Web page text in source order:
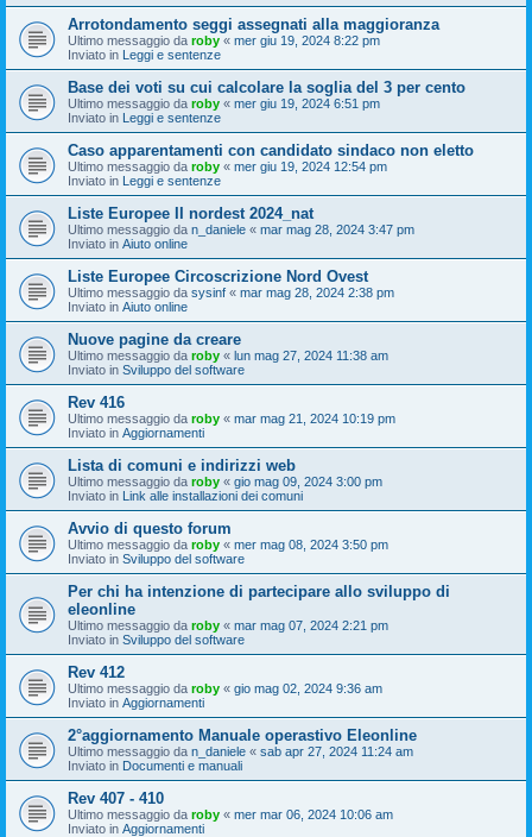
Arrotondamento seggi assegnati alla maggioranza
Ultimo messaggio da roby « mer giu 19, 2024 8:22 pm
Inviato in Leggi e sentenze
Base dei voti su cui calcolare la soglia del 3 per cento
Ultimo messaggio da roby « mer giu 19, 2024 6:51 pm
Inviato in Leggi e sentenze
Caso apparentamenti con candidato sindaco non eletto
Ultimo messaggio da roby « mer giu 19, 2024 12:54 pm
Inviato in Leggi e sentenze
Liste Europee II nordest 2024_nat
Ultimo messaggio da n_daniele « mar mag 28, 2024 3:47 pm
Inviato in Aiuto online
Liste Europee Circoscrizione Nord Ovest
Ultimo messaggio da sysinf « mar mag 28, 2024 2:38 pm
Inviato in Aiuto online
Nuove pagine da creare
Ultimo messaggio da roby « lun mag 27, 2024 11:38 am
Inviato in Sviluppo del software
Rev 416
Ultimo messaggio da roby « mar mag 21, 2024 10:19 pm
Inviato in Aggiornamenti
Lista di comuni e indirizzi web
Ultimo messaggio da roby « gio mag 09, 2024 3:00 pm
Inviato in Link alle installazioni dei comuni
Avvio di questo forum
Ultimo messaggio da roby « mer mag 08, 2024 3:50 pm
Inviato in Sviluppo del software
Per chi ha intenzione di partecipare allo sviluppo di
eleonline
Ultimo messaggio da roby « mar mag 07, 2024 2:21 pm
Inviato in Sviluppo del software
Rev 412
Ultimo messaggio da roby « gio mag 02, 2024 9:36 am
Inviato in Aggiornamenti
2°aggiornamento Manuale operastivo Eleonline
Ultimo messaggio da n_daniele « sab apr 27, 2024 11:24 am
Inviato in Documenti e manuali
Rev 407 - 410
Ultimo messaggio da roby « mer mar 06, 2024 10:06 am
Inviato in Aggiornamenti